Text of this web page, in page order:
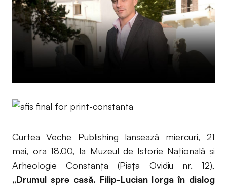
Curtea Veche Publishing lansează miercuri, 21
mai, ora 18.00, la Muzeul de Istorie Națională și
Arheologie Constanța (Piața Ovidiu nr. 12),
„Drumul spre casă. Filip-Lucian Iorga în dialog